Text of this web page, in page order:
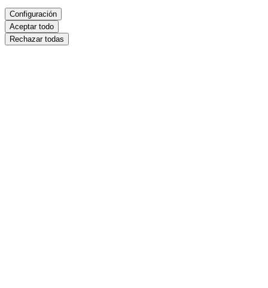
Configuración
Aceptar todo
Rechazar todas